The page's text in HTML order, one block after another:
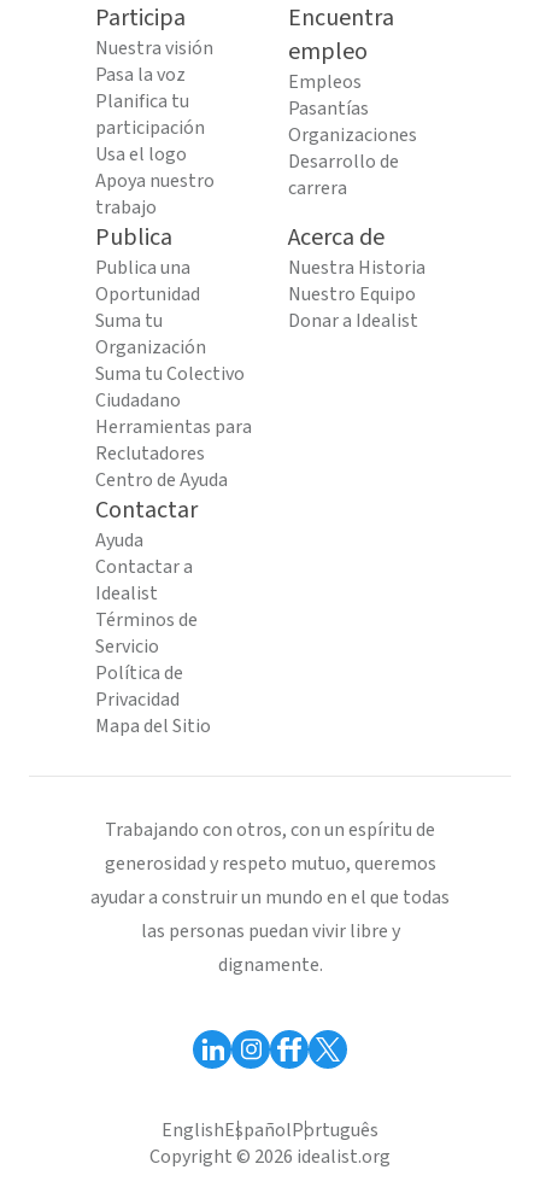
Participa
Nuestra visión
Pasa la voz
Planifica tu
participación
Usa el logo
Apoya nuestro
trabajo
Encuentra
empleo
Empleos
Pasantías
Organizaciones
Desarrollo de
carrera
Publica
Publica una
Oportunidad
Suma tu
Organización
Suma tu Colectivo
Ciudadano
Herramientas para
Reclutadores
Centro de Ayuda
Acerca de
Nuestra Historia
Nuestro Equipo
Donar a Idealist
Contactar
Ayuda
Contactar a
Idealist
Términos de
Servicio
Política de
Privacidad
Mapa del Sitio
Trabajando con otros, con un espíritu de
generosidad y respeto mutuo, queremos
ayudar a construir un mundo en el que todas
las personas puedan vivir libre y
dignamente.
EnglishEspañolPortuguês
Copyright © 2026 idealist.org